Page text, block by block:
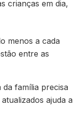
crianças em dia,
menos a cada
entre as
família precisa
ajuda a